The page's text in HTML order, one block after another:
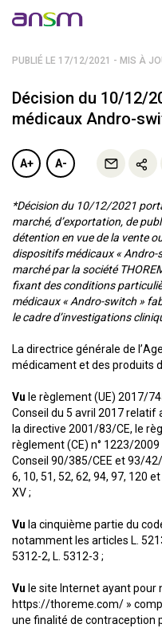
PUBLIÉ LE 17/12/2021 - MIS À
Décision du 10/12/
médicaux Andro-
A+ A-
*Décision du 10/12/2021
marché, d’exportation, de
détention en vue de la vente
dispositifs médicaux «
marché par la société
fixant des conditions
médicaux « Andro-switch »
le cadre d’investigations
La directrice générale de
médicament et des produits
Vu le règlement (UE) 2017/
Conseil du 5 avril 2017
la directive 2001/83/CE, le
règlement (CE) n° 1223/
Conseil 90/385/CEE et 93/
6, 10, 51, 52, 62, 94, 97, 120
XV ;
Vu la cinquième partie du
notamment les articles L.
5312-2, L. 5312-3 ;
Vu le site Internet ayant pour
https://thoreme.com/ »
une finalité de contraception